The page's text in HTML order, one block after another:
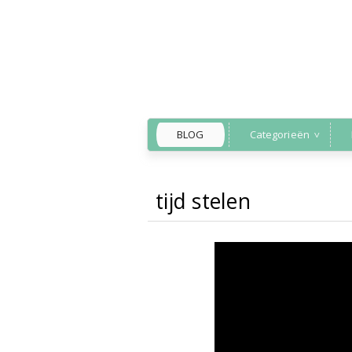
BLOG Categorieën
Back to Home
tijd stelen